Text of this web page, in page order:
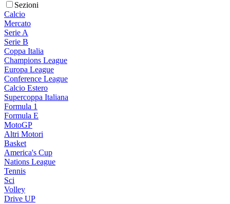
Sezioni
Calcio
Mercato
Serie A
Serie B
Coppa Italia
Champions League
Europa League
Conference League
Calcio Estero
Supercoppa Italiana
Formula 1
Formula E
MotoGP
Altri Motori
Basket
America's Cup
Nations League
Tennis
Sci
Volley
Drive UP